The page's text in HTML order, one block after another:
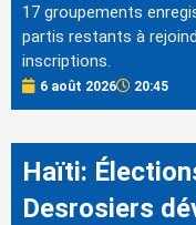
17 groupements
partis restants à
inscriptions.
6 août 2026 20:45
Haïti:
Desrosiers